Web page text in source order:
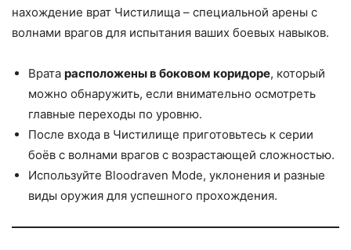
нахождение врат Чистилища – специальной арены с
волнами врагов для испытания ваших боевых навыков.
Врата расположены в боковом коридоре, который
можно обнаружить, если внимательно осмотреть
главные переходы по уровню.
После входа в Чистилище приготовьтесь к серии
боёв с волнами врагов с возрастающей сложностью.
Используйте Bloodraven Mode, уклонения и разные
виды оружия для успешного прохождения.